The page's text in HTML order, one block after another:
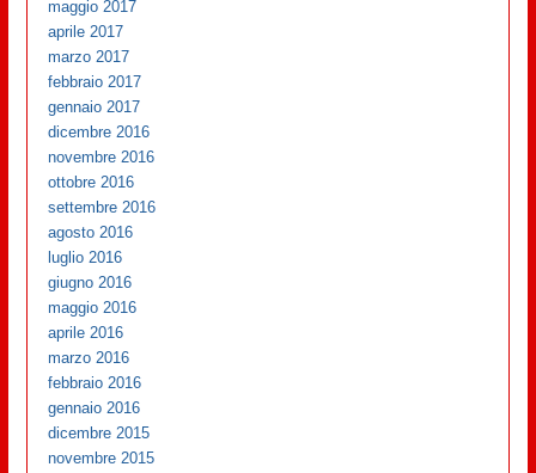
maggio 2017
aprile 2017
marzo 2017
febbraio 2017
gennaio 2017
dicembre 2016
novembre 2016
ottobre 2016
settembre 2016
agosto 2016
luglio 2016
giugno 2016
maggio 2016
aprile 2016
marzo 2016
febbraio 2016
gennaio 2016
dicembre 2015
novembre 2015